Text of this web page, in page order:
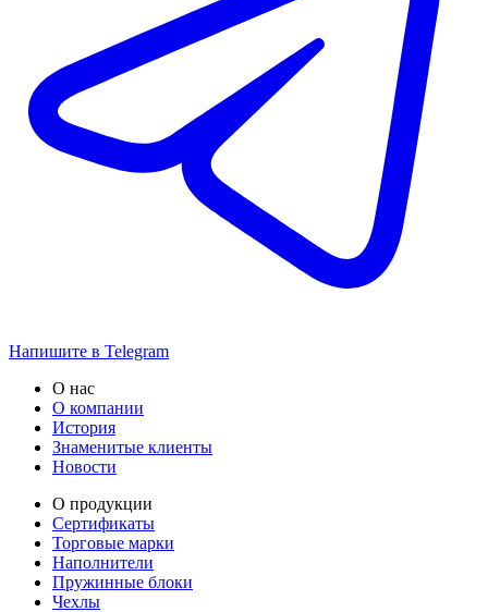
Напишите в Telegram
О нас
О компании
История
Знаменитые клиенты
Новости
О продукции
Сертификаты
Торговые марки
Наполнители
Пружинные блоки
Чехлы